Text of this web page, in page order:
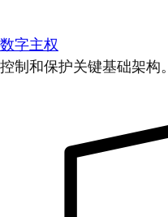
数字主权
控制和保护关键基础架构。